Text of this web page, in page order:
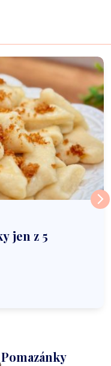
jen z 5
Pomazánky